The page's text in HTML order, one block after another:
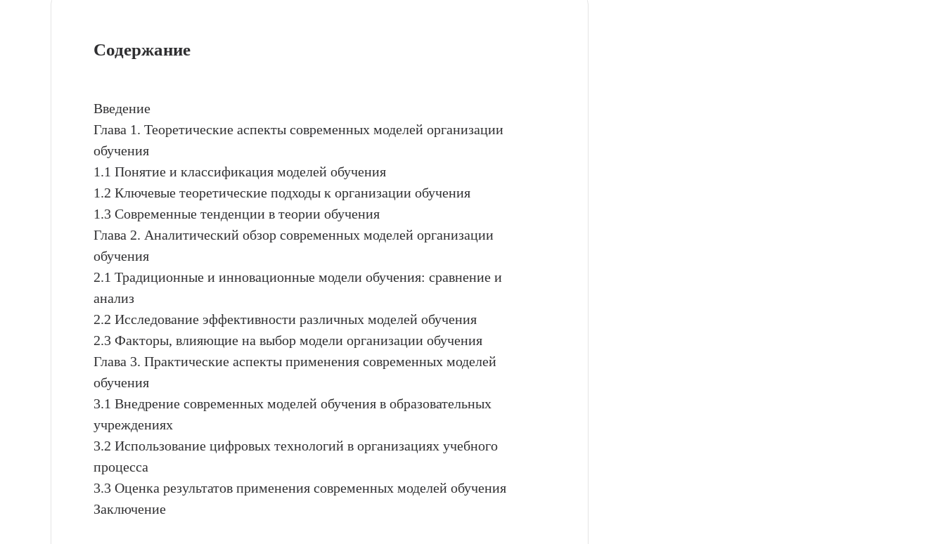
Содержание
Введение
Глава 1. Теоретические аспекты современных моделей организации
обучения
1.1 Понятие и классификация моделей обучения
1.2 Ключевые теоретические подходы к организации обучения
1.3 Современные тенденции в теории обучения
Глава 2. Аналитический обзор современных моделей организации
обучения
2.1 Традиционные и инновационные модели обучения: сравнение и
анализ
2.2 Исследование эффективности различных моделей обучения
2.3 Факторы, влияющие на выбор модели организации обучения
Глава 3. Практические аспекты применения современных моделей
обучения
3.1 Внедрение современных моделей обучения в образовательных
учреждениях
3.2 Использование цифровых технологий в организациях учебного
процесса
3.3 Оценка результатов применения современных моделей обучения
Заключение